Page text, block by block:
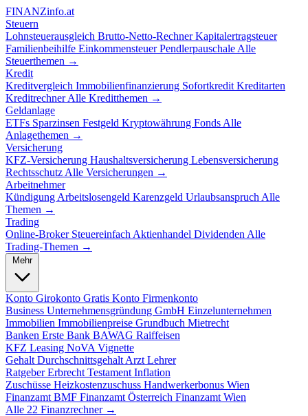
FINANZinfo.at
Steuern
Lohnsteuerausgleich Brutto-Netto-RechnerKapitalertragsteuer
Familienbeihilfe EinkommensteuerPendlerpauschale Alle
Steuerthemen →
Kredit
Kreditvergleich Immobilienfinanzierung Sofortkredit Kreditarten
KreditrechnerAlle Kreditthemen →
Geldanlage
ETFs Sparzinsen Festgeld Kryptowährung Fonds Alle
Anlagethemen →
Versicherung
KFZ-Versicherung Haushaltsversicherung Lebensversicherung
Rechtsschutz Alle Versicherungen →
Arbeitnehmer
Kündigung Arbeitslosengeld Karenzgeld Urlaubsanspruch Alle
Themen →
Trading
Online-Broker Steuereinfach Aktienhandel Dividenden Alle
Trading-Themen →
Mehr
Konto Girokonto Gratis Konto Firmenkonto
Business Unternehmensgründung GmbH Einzelunternehmen
Immobilien Immobilienpreise Grundbuch Mietrecht
Banken Erste Bank BAWAG Raiffeisen
KFZ Leasing NoVA Vignette
Gehalt Durchschnittsgehalt Arzt Lehrer
RatgeberErbrecht Testament Inflation
Zuschüsse Heizkostenzuschuss Handwerkerbonus Wien
Finanzamt BMF Finanzamt Österreich Finanzamt Wien
Alle 22 Finanzrechner →